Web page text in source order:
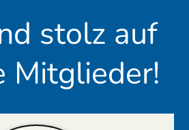
stolz auf
Mitglieder!